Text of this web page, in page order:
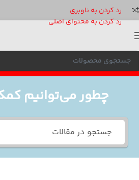
رد کردن به ناوبری
رد کردن به محتوای اصلی
چطور می‌توانیم